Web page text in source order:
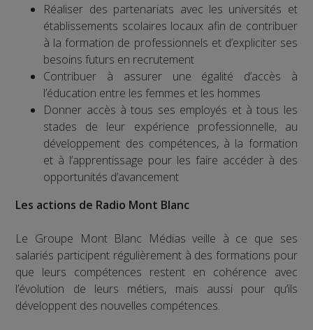
Réaliser des partenariats avec les universités et
établissements scolaires locaux afin de contribuer
à la formation de professionnels et d’expliciter ses
besoins futurs en recrutement
Contribuer à assurer une égalité d’accès à
l’éducation entre les femmes et les hommes
Donner accès à tous ses employés et à tous les
stades de leur expérience professionnelle, au
développement des compétences, à la formation
et à l’apprentissage pour les faire accéder à des
opportunités d’avancement
Les actions de Radio Mont Blanc
Le Groupe Mont Blanc Médias veille à ce que ses
salariés participent régulièrement à des formations pour
que leurs compétences restent en cohérence avec
l’évolution de leurs métiers, mais aussi pour qu’ils
développent des nouvelles compétences.